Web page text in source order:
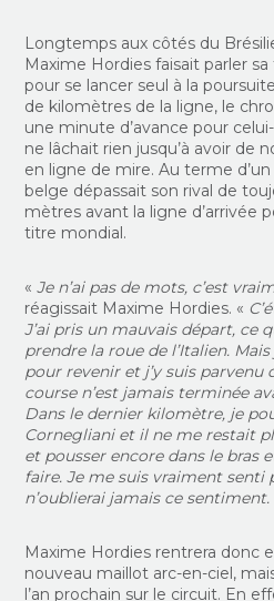
Longtemps aux côtés du
Maxime Hordies faisait parler
pour se lancer seul à la
de kilomètres de la ligne, le
une minute d’avance pour
ne lâchait rien jusqu’à avoir de
en ligne de mire. Au terme
belge dépassait son rival de
mètres avant la ligne d’arrivée
titre mondial.
«Je n’ai pas de mots, c’est
réagissait Maxime Hordies. «
J’ai pris un mauvais départ, ce
prendre la roue de l’Italien.
pour revenir et j’y suis parvenu
course n’est jamais terminée
Dans le dernier kilomètre, je
Cornegliani et il ne me restait
et pousser encore dans le bras
faire. Je me suis vraiment senti
n’oublierai jamais ce sentiment.
Maxime Hordies rentrera donc
nouveau maillot arc-en-ciel,
l’an prochain sur le circuit. En